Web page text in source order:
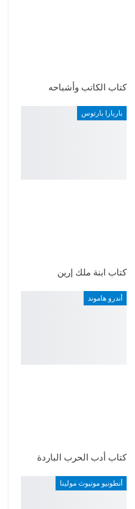
كتاب الكاتب وأشباحه
باربارا بارتوس
كتاب ابنة ملك إرين
أندرو هاموند
كتاب أدب الحرب الباردة
أنطونيو مونيوث مولينا